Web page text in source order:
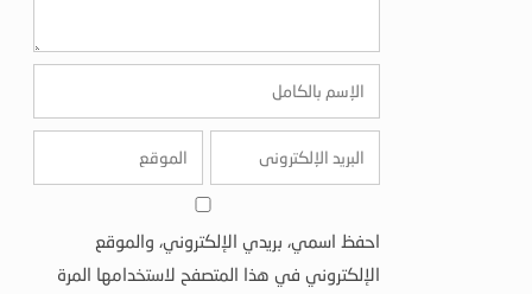
احفظ اسمي، بريدي الإلكتروني، والموقع
الإلكتروني في هذا المتصفح لاستخدامها المرة